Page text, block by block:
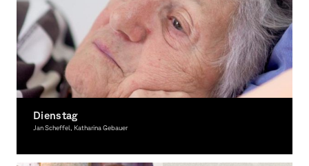
Dienstag
Jan Scheffel, Katharina Gebauer